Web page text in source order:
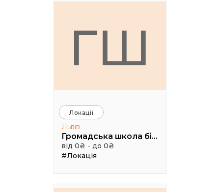
ГШ
Локації
Львів
Громадська школа бізнесу
від 0₴ - до 0₴
#Локація